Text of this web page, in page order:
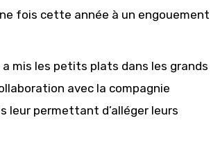
fois cette année à un engouement
a mis les petits plats dans les grands
avec la compagnie
leur permettant d’alléger leurs